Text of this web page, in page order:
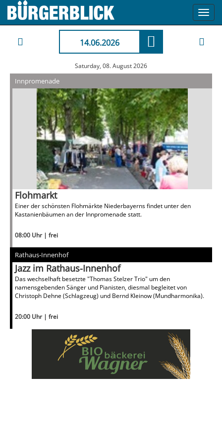
14.06.2026
Saturday, 08. August 2026
Innpromenade
Flohmarkt
Einer der schönsten Flohmärkte Niederbayerns findet unter den
Kastanienbäumen an der Innpromenade statt.
08:00 Uhr | frei
Rathaus-Innenhof
Jazz im Rathaus-Innenhof
Das wechselhaft besetzte "Thomas Stelzer Trio" um den
namensgebenden Sänger und Pianisten, diesmal begleitet von
Christoph Dehne (Schlagzeug) und Bernd Kleinow (Mundharmonika).
20:00 Uhr | frei